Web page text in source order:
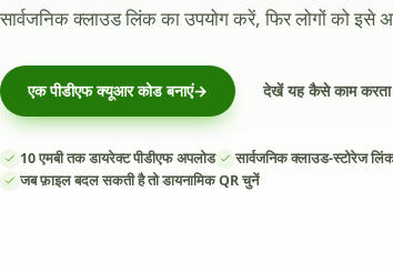
सार्वजनिक क्लाउड लिंक का उपयोग करें, फिर लोगों को
एक पीडीएफ क्यूआर कोड बनाएं→ देखें यह कैसे काम
10 एमबी तक डायरेक्ट पीडीएफ अपलोड
सार्वजनिक क्लाउड-स्टोरेज
जब फ़ाइल बदल सकती है तो डायनामिक QR चुनें